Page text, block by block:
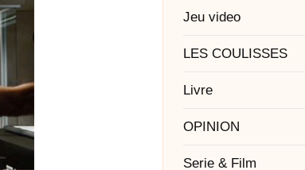
Jeu video
LES COULISSES
Livre
OPINION
Serie & Film